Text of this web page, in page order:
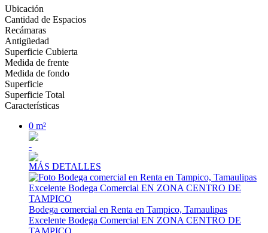
Ubicación
Cantidad de Espacios
Recámaras
Antigüedad
Superficie Cubierta
Medida de frente
Medida de fondo
Superficie
Superficie Total
Características
0 m²
-
MÁS DETALLES
Bodega comercial en Renta en Tampico, Tamaulipas
Excelente Bodega Comercial EN ZONA CENTRO DE